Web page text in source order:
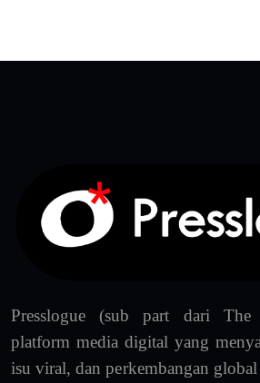
Presslogue (sub part dari The
platform media digital yang
isu viral, dan perkembangan global